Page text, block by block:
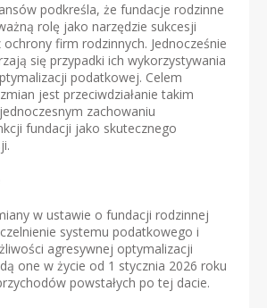
podkreśla, że fundacje rodzinne
rolę jako narzędzie sukcesji
firm rodzinnych. Jednocześnie
się przypadki ich wykorzystywania
podatkowej. Celem
jest przeciwdziałanie takim
zachowaniu
fundacji jako skutecznego
w ustawie o fundacji rodzinnej
systemu podatkowego i
agresywnej optymalizacji
one w życie od 1 stycznia 2026 roku
powstałych po tej dacie.